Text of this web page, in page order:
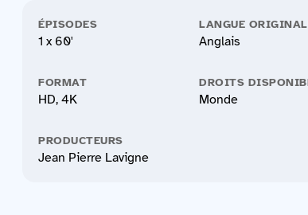
ÉPISODES
1 x 60'
LANGUE
Anglais
FORMAT
HD, 4K
DROITS
Monde
PRODUCTEURS
Jean Pierre Lavigne